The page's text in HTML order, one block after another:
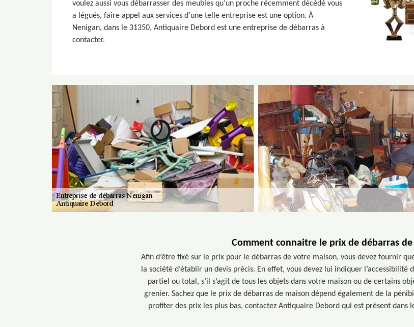
voulez aussi vous débarrasser des meubles qu’un proche récemment décédé vous
a légués, faire appel aux services d’une telle entreprise est une option. À
Nenigan, dans le 31350, Antiquaire Debord est une entreprise de débarras à
contacter.
Comment connaitre le prix de débarras de
Afin d’être fixé sur le prix pour le débarras de votre maison, vous devez fournir
la société d’établir un devis précis. En effet, vous devez lui indiquer l’accessibilité
partiel ou total, s’il s’agit de tous les objets dans votre maison ou de certains
grenier. Sachez que le prix de débarras de maison dépend également de la
profiter des prix les plus bas, contactez Antiquaire Debord qui est présent dans